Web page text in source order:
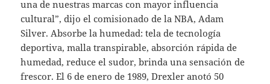
una de nuestras marcas con mayor influencia
cultural”, dijo el comisionado de la NBA, Adam
Silver. Absorbe la humedad: tela de tecnología
deportiva, malla transpirable, absorción rápida de
humedad, reduce el sudor, brinda una sensación de
frescor. El 6 de enero de 1989, Drexler anotó 50